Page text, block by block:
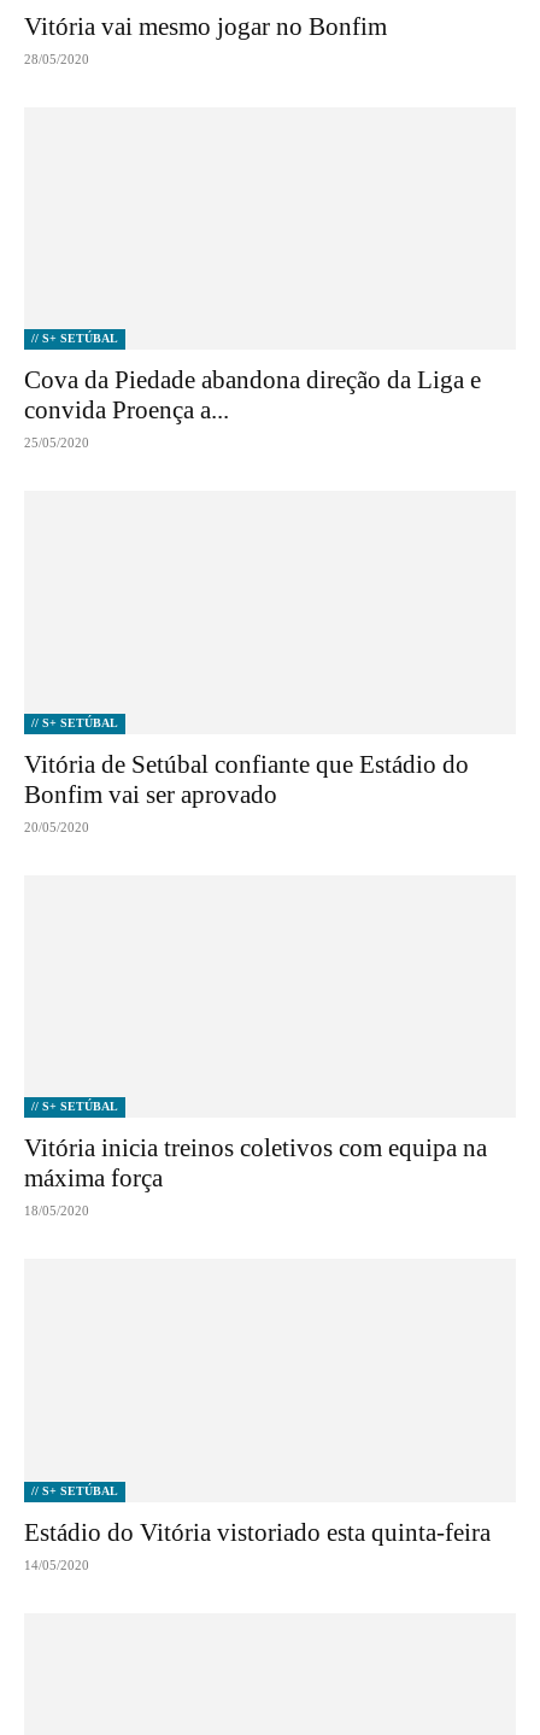
Vitória vai mesmo jogar no Bonfim
28/05/2020
// S+ SETÚBAL
Cova da Piedade abandona direção da Liga e
convida Proença a...
25/05/2020
// S+ SETÚBAL
Vitória de Setúbal confiante que Estádio do
Bonfim vai ser aprovado
20/05/2020
// S+ SETÚBAL
Vitória inicia treinos coletivos com equipa na
máxima força
18/05/2020
// S+ SETÚBAL
Estádio do Vitória vistoriado esta quinta-feira
14/05/2020